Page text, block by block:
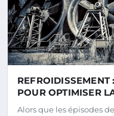
REFROIDISSEMENT
POUR OPTIMISER
Alors que les épisodes